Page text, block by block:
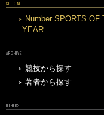
SPECIAL
Number SPORTS OF
YEAR
ARCHIVE
競技から探す
著者から探す
OTHERS